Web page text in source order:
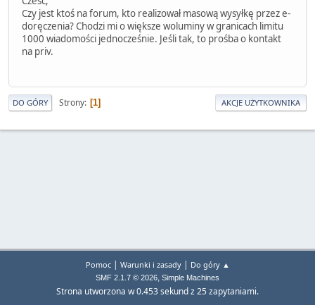
Czy jest ktoś na forum, kto realizował masową wysyłkę przez e-
doręczenia? Chodzi mi o większe woluminy w granicach limitu
1000 wiadomości jednocześnie. Jeśli tak, to prośba o kontakt
na priv.
DO GÓRY Strony 1 AKCJE UŻYTKOWNIKA
Pomoc| Warunki i zasady| Do góry ▲
SMF 2.1.7 © 2026, Simple Machines
Strona utworzona w 0.453 sekund z 25 zapytaniami.